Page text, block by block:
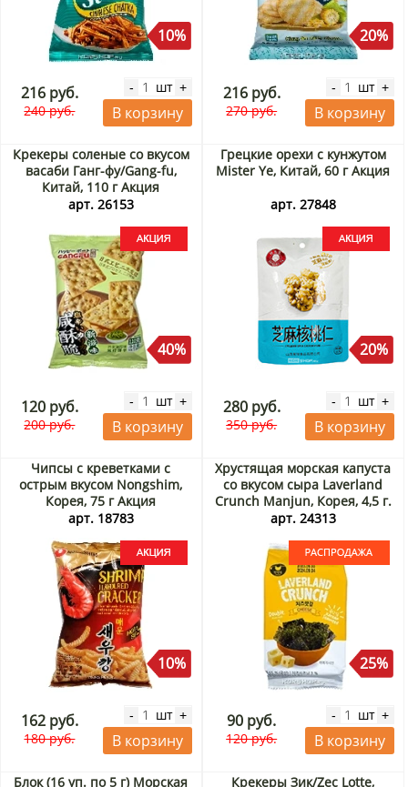
10%
216 руб.
240 руб.
- шт +
В корзину
20%
216 руб.
270 руб.
- шт +
В корзину
Крекеры соленые со вкусом
васаби Ганг-фу/Gang-fu,
Китай, 110 г Акция
арт. 26153
40%
120 руб.
200 руб.
- шт +
В корзину
Грецкие орехи с кунжутом
Mister Ye, Китай, 60 г Акция
арт. 27848
20%
280 руб.
350 руб.
- шт +
В корзину
Чипсы с креветками с
острым вкусом Nongshim,
Корея, 75 г Акция
арт. 18783
10%
162 руб.
180 руб.
- шт +
В корзину
Хрустящая морская капуста
со вкусом сыра Laverland
Crunch Manjun, Корея, 4,5 г.
Срок до 19.09.2026.
арт. 24313
25%
90 руб.
120 руб.
- шт +
В корзину
Блок (16 уп. по 5 г) Морская Крекеры Зик/Zec Lotte,